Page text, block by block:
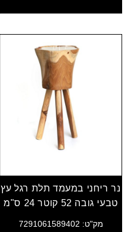
נר ריחני במעמד תלת רגל עץ
טבעי גובה 52 קוטר 24 ס"מ
מק"ט: 7291061589402